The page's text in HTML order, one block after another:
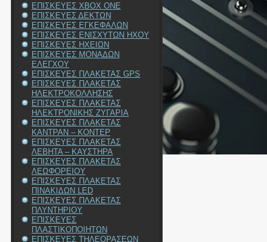
ΕΠΙΣΚΕΥΕΣ XBOX ONE
ΕΠΙΣΚΕΥΕΣ ΔΕΚΤΩΝ
ΕΠΙΣΚΕΥΕΣ ΕΓΚΕΦΑΛΩΝ
ΕΠΙΣΚΕΥΕΣ ΕΝΙΣΧΥΤΩΝ ΗΧΟΥ
ΕΠΙΣΚΕΥΕΣ ΗΧΕΙΩΝ
ΕΠΙΣΚΕΥΕΣ ΜΟΝΑΔΩΝ
ΕΛΕΓΧΟΥ
ΕΠΙΣΚΕΥΕΣ ΠΛΑΚΕΤΑΣ GPS
ΕΠΙΣΚΕΥΕΣ ΠΛΑΚΕΤΑΣ
ΗΛΕΚΤΡΟΚΟΛΛΗΣΗΣ
ΕΠΙΣΚΕΥΕΣ ΠΛΑΚΕΤΑΣ
ΗΛΕΚΤΡΟΝΙΚΗΣ ΖΥΓΑΡΙΑ
ΕΠΙΣΚΕΥΕΣ ΠΛΑΚΕΤΑΣ
ΚΑΝΤΡΑΝ – ΚΟΝΤΕΡ
ΕΠΙΣΚΕΥΕΣ ΠΛΑΚΕΤΑΣ
ΛΕΒΗΤΑ – ΚΑΥΣΤΗΡΑ
ΕΠΙΣΚΕΥΕΣ ΠΛΑΚΕΤΑΣ
ΛΕΩΦΟΡΕΙΟΥ
ΕΠΙΣΚΕΥΕΣ ΠΛΑΚΕΤΑΣ
ΠΙΝΑΚΙΔΩΝ LED
ΕΠΙΣΚΕΥΕΣ ΠΛΑΚΕΤΑΣ
ΠΛΥΝΤΗΡΙΟΥ
ΕΠΙΣΚΕΥΕΣ
ΠΛΑΣΤΙΚΟΠΟΙΗΤΩΝ
ΕΠΙΣΚΕΥΕΣ ΤΗΛΕΟΡΑΣΕΩΝ